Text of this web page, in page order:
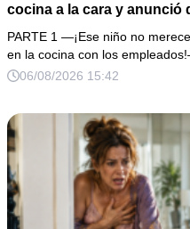
cocina a la cara y anunció
millones y el 50% de las
lugar”. Permanecí en
firmar; entonces mostré
PARTE 1 —¡Ese niño no
en la cocina con los
06/08/2026 15:42